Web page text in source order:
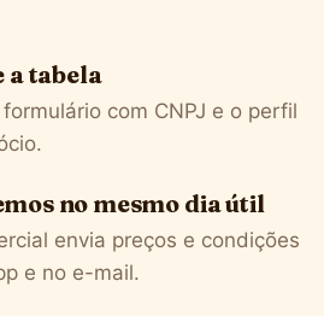
a tabela
com CNPJ e o perfil
no mesmo dia útil
envia preços e condições
e no e-mail.